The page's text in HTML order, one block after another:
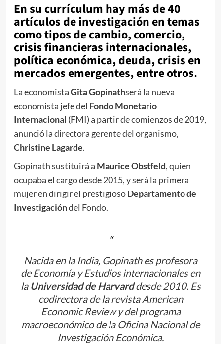
En su currículum hay más de 40
artículos de investigación en temas
como tipos de cambio, comercio,
crisis financieras internacionales,
política económica, deuda, crisis en
mercados emergentes, entre otros.
La economistaGita Gopinathserá la nueva
economista jefe del Fondo Monetario
Internacional (FMI) a partir de comienzos de 2019,
anunció la directora gerente del organismo,
Christine Lagarde.
Gopinath sustituirá a Maurice Obstfeld, quien
ocupaba el cargo desde 2015, y será la primera
mujer en dirigir el prestigiosoDepartamento de
Investigacióndel Fondo.
Nacida en la India, Gopinath es profesora
de Economía y Estudios internacionales en
la Universidad de Harvarddesde 2010. Es
codirectora de la revistaAmerican
Economic Reviewy del programa
macroeconómico de la Oficina Nacional de
Investigación Económica.